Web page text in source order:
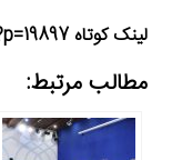
لینک کوتاه https://iran-bssc.ir/?p=19897
مطالب مرتبط: